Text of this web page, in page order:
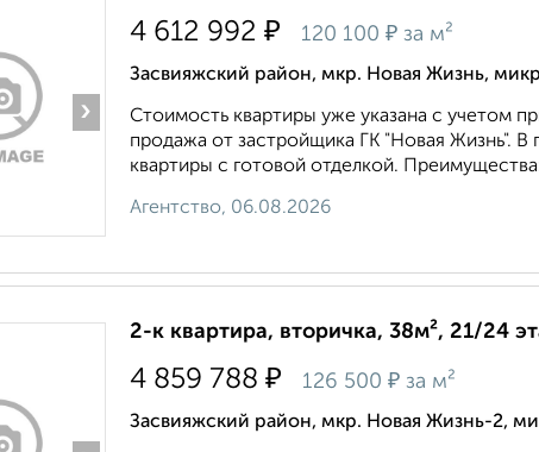
›
4 612 992 ₽ 120 100 ₽ за м²
Засвияжский район, мкр. Новая Жизнь,
Стоимость квартиры уже укaзaна c учeтoм
продажа от застройщика ГК "Новая Жизнь". В
квартиры с готовой отделкой. Преимущества:
Агентство, 06.08.2026
2-к квартира, вторичка, 38м², 21/24
4 859 788 ₽ 126 500 ₽ за м²
Засвияжский район, мкр. Новая Жизнь-2,